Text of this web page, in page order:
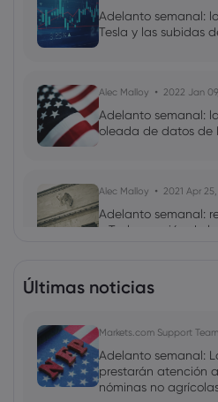
Adelanto semanal:
Tesla y las subidas
Alec Malloy 2022 Jan
Adelanto semanal:
oleada de datos de
Alec Malloy 2021 Apr
Adelanto semanal:
y Tesla, reunión de
Últimas noticias
Markets.com Support Team
Adelanto semanal:
prestarán atención
nóminas no agrícolas